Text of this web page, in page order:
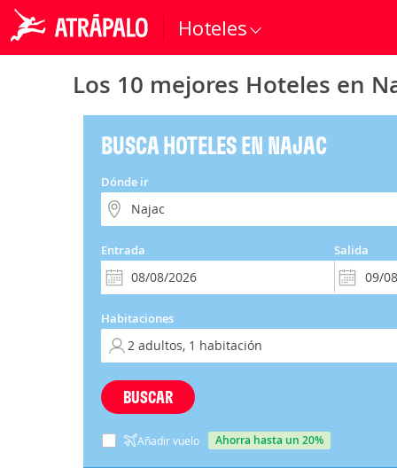
Hoteles
Los 10 mejores Hoteles en
BUSCA HOTELES EN NAJAC
Dónde ir
Entrada Salida
Habitaciones
BUSCAR
Añadir vuelo ahorra hasta un 20%